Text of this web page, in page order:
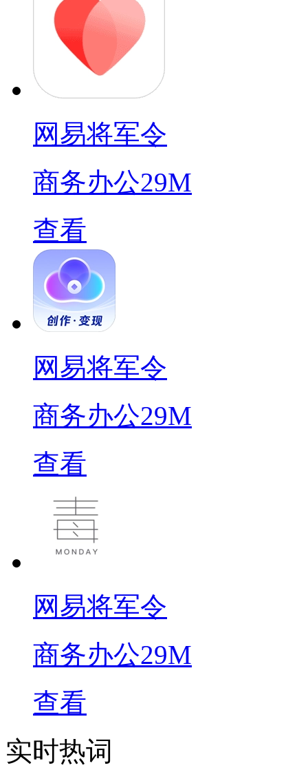
网易将军令
商务办公29M
查看
网易将军令
商务办公29M
查看
网易将军令
商务办公29M
查看
实时热词